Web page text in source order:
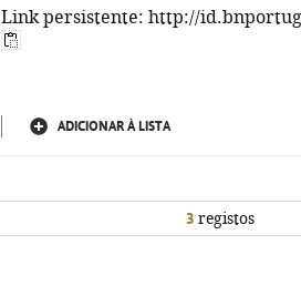
Link persistente: http://
ADICIONAR À LISTA
3 registos